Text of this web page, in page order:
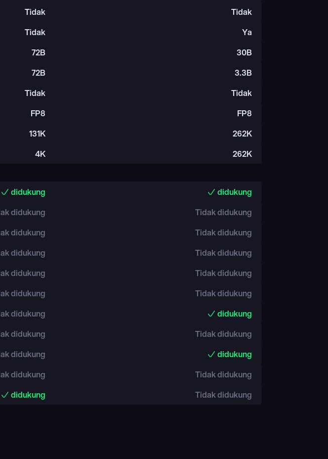
Tidak
Tidak
Tidak
Ya
72B
30B
72B
3.3B
Tidak
Tidak
FP8
FP8
131K
262K
4K 262K
didukung
didukung
didukung
Tidak didukung
didukung
Tidak didukung
didukung
Tidak didukung
didukung
Tidak didukung
didukung
Tidak didukung
didukung
didukung
didukung
Tidak didukung
didukung
didukung
didukung
Tidak didukung
didukung Tidak didukung